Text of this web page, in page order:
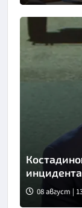
Снимка:
08 август |